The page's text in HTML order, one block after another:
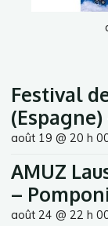
Festival
août 19 @ 20 h
AMUZ
–
août 24 @ 22 h